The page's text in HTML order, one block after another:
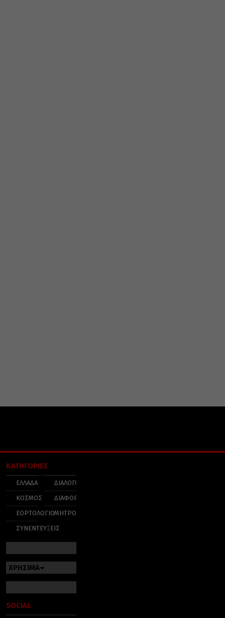
ΚΑΤΗΓΟΡΙΕΣ
ΕΛΛΑΔΑ
ΚΟΣΜΟΣ
ΕΟΡΤΟΛΟΓΙΟ
ΣΥΝΕΝΤΕΥΞΕΙΣ
ΔΙΑΛΟΓΟΣ
ΔΙΑΦΟΡΑ
ΜΗΤΡΟΠΟΛΕΙΣ
ΧΡΗΣΙΜΑ
SOCIAL